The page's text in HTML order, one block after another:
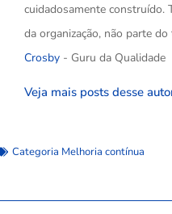
cuidadosamente construído.
da organização, não parte do
Crosby - Guru da Qualidade
Veja mais posts desse
Categoria Melhoria contínua